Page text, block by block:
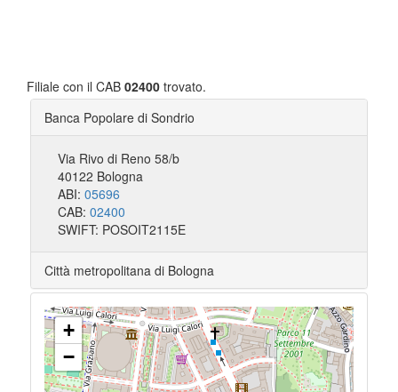
Filiale con il CAB 02400 trovato.
Banca Popolare di Sondrio
Via Rivo di Reno 58/b
40122 Bologna
ABI: 05696
CAB: 02400
SWIFT: POSOIT2115E
Città metropolitana di Bologna
+
−